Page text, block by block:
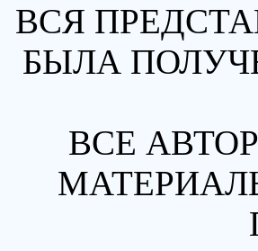
ВСЯ
БЫЛА
ВСЕ